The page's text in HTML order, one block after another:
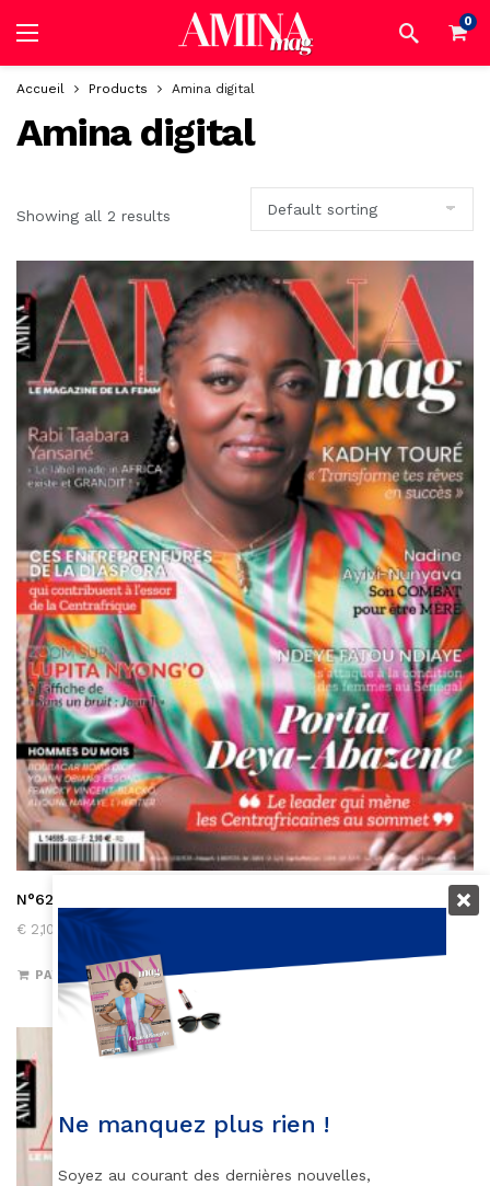
0
Accueil Products Amina digital
Amina digital
Showing all 2 results
N°620 (juin-août 2024) version digitale
€ 2,10
PAYER
Ne manquez plus rien !
Soyez au courant des dernières nouvelles,